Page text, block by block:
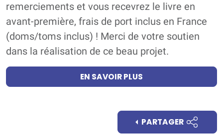
remerciements et vous recevrez le livre en
avant-première, frais de port inclus en France
(doms/toms inclus) ! Merci de votre soutien
dans la réalisation de ce beau projet.
EN SAVOIR PLUS
PARTAGER